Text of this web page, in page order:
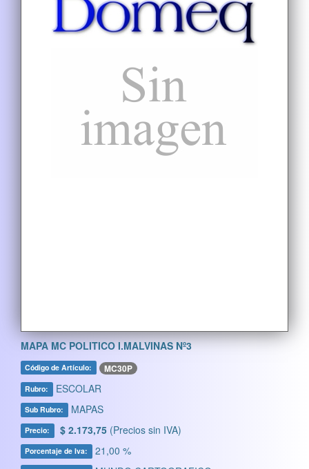
MAPA MC POLITICO I.MALVINAS Nº3
Código de Artículo: MC30P
Rubro: ESCOLAR
Sub Rubro: MAPAS
Precio: $ 2.173,75 (Precios sin IVA)
Porcentaje de Iva: 21,00 %